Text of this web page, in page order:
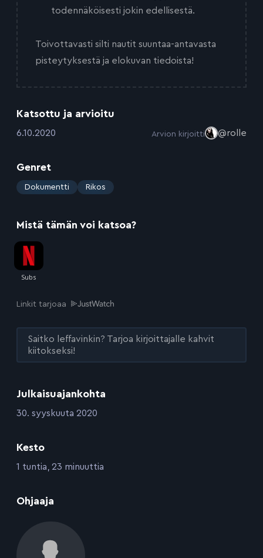
Julkaisuajankohta
:30. syyskuuta 2020
Kesto
:1 tuntia, 23 minuuttia
Ohjaaja
todennäköisesti jokin edellisestä.
Toivottavasti silti nautit suuntaa-antavasta
pisteytyksestä ja elokuvan tiedoista!
Katsottu ja arvioitu
:6.10.2020 Arvion kirjoitti @rolle
Genret
: Dokumentti Rikos
Mistä tämän voi katsoa?
Linkit tarjoaa
Saitko leffavinkin? Tarjoa kirjoittajalle kahvit
kiitokseksi!